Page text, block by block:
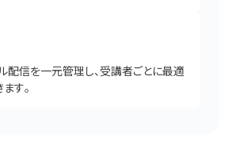
配信を一元管理し、受講者ごとに最適
す。